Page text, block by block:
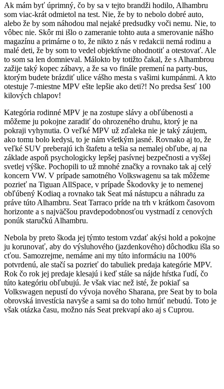
Ak mám byť úprimný, čo by sa v tejto brandži hodilo, Alhambru
som viac-krát odmietol na test. Nie, že by to nebolo dobré auto,
alebo že by som náhodou mal nejaké predsudky voči nemu. Nie, to
vôbec nie. Skôr mi išlo o zameranie tohto auta a smerovanie nášho
magazínu a primárne o to, že nikto z nás v redakcii nemá rodinu a
malé deti, že by som to vedel objektívne ohodnotiť a otestovať. Ale
to som sa len domnieval. Málokto by totižto čakal, že s Alhambrou
zažije taký kopec zábavy, a že sa vo finále premení na party-bus,
ktorým budete brázdiť ulice vášho mesta s vašimi kumpánmi. A kto
otestuje 7-miestne MPV ešte lepšie ako deti?! No predsa šesť 100
kilových chlapov!
Kategória rodinné MPV je na zostupe slávy a obľúbenosti a
môžeme ju pokojne zaradiť do ohrozeného druhu, ktorý je na
pokraji vyhynutia. O veľké MPV už zďaleka nie je taký záujem,
ako tomu bolo kedysi, to je nám všetkým jasné. Rovnako aj to, že
veľké SUV preberajú ich štafetu a tešia sa nemalej obľube, aj na
základe aspoň psychologicky lepšej pasívnej bezpečnosti a vyššej
svetlej výške. Pochopili to už mnohé značky a rovnako tak aj celý
koncern VW. V prípade samotného Volkswagenu sa tak môžeme
pozrieť na Tiguan AllSpace, v prípade Škodovky je to nemenej
obľúbený Kodiaq a rovnako tak Seat má nástupcu a náhradu za
práve túto Alhambru. Seat Tarraco príde na trh v krátkom časovom
horizonte a s najväčšou pravdepodobnosťou vystrnadí z cenových
ponúk staručkú Alhambru.
Nebola by preto škoda jej týmto testom vzdať akýsi hold a pokojne
ju korunovať, aby do výsluhového (jazdenkového) dôchodku išla so
cťou. Samozrejme, nemáme ani my túto informáciu na 100%
potvrdenú, ale stačí sa pozrieť do tabuliek predaja kategórie MPV.
Rok čo rok jej predaje klesajú i keď stále sa nájde hŕstka ľudí, čo
túto kategóriu obľubujú. Je však viac než isté, že pokiaľ sa
Volkswagen nepustí do vývoja nového Sharana, pre Seat by to bola
obrovská investícia navyše a sami sa do toho hrnúť nebudú. Toto je
však otázka času, možno nás Seat prekvapí ako aj s Cuprou.